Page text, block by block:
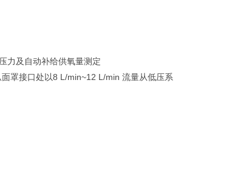
力及自动补给供氧量测定
面罩接口处以8 L/min~12 L/min 流量从低压系